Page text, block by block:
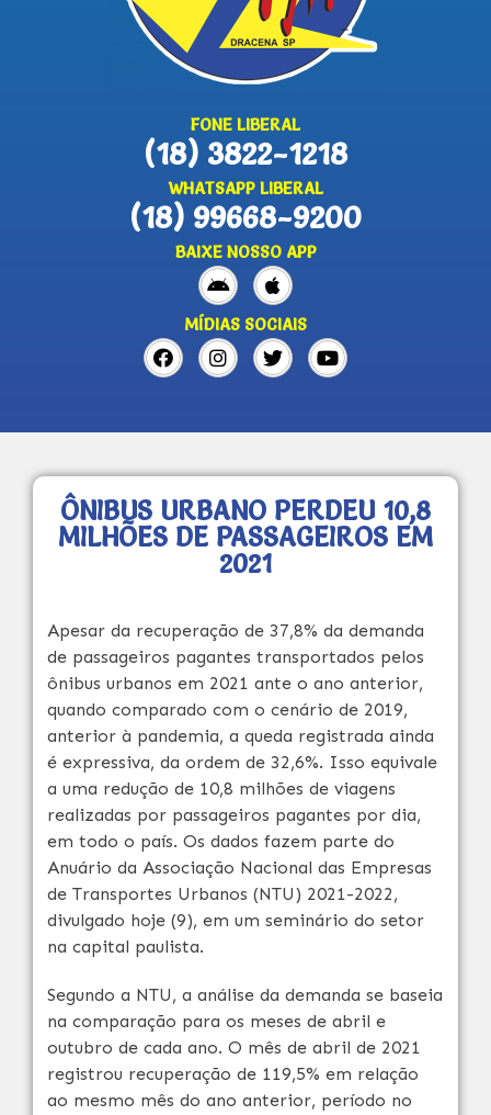
FONE LIBERAL
(18) 3822-1218
WHATSAPP LIBERAL
(18) 99668-9200
BAIXE NOSSO APP
MÍDIAS SOCIAIS
ÔNIBUS URBANO PERDEU 10,8
MILHÕES DE PASSAGEIROS EM
2021
Apesar da recuperação de 37,8% da demanda
de passageiros pagantes transportados pelos
ônibus urbanos em 2021 ante o ano anterior,
quando comparado com o cenário de 2019,
anterior à pandemia, a queda registrada ainda
é expressiva, da ordem de 32,6%. Isso equivale
a uma redução de 10,8 milhões de viagens
realizadas por passageiros pagantes por dia,
em todo o país. Os dados fazem parte do
Anuário da Associação Nacional das Empresas
de Transportes Urbanos (NTU) 2021-2022,
divulgado hoje (9), em um seminário do setor
na capital paulista.
Segundo a NTU, a análise da demanda se baseia
na comparação para os meses de abril e
outubro de cada ano. O mês de abril de 2021
registrou recuperação de 119,5% em relação
ao mesmo mês do ano anterior, período no